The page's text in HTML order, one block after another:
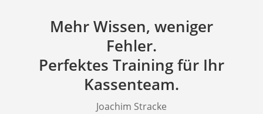
Mehr Wissen, weniger
Fehler.
Perfektes Training für Ihr
Kassenteam.
Joachim Stracke